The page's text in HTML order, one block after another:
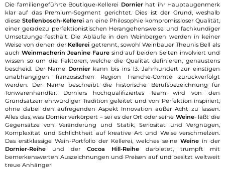
Die familiengeführte Boutique-Kellerei Dornierhat ihr Hauptaugenmerk
klar auf das Premium-Segment gerichtet. Dies ist der Grund, weshalb
diese Stellenbosch-Kellereian eine Philosophie kompromissloser Qualität,
einer geradezu perfektionistischen Herangehensweise und fachkundiger
Umsetzunge festhält. Die Abläufe in den Weinbergen werden in keiner
Weise von denen der Kellerei getrennt, sowohl Weinbauer Theunis Bell als
auch Weinmacherin Jeanine Fauresind auf beiden Seiten involviert und
wissen so um die Faktoren, welche die Qualität definieren, genaustens
bescheid. Der Name Dornierkann bis ins 13. Jahrhundert zur einstigen
unabhängigen französischen Region Franche-Comté zurückverfolgt
werden. Der Name beschreibt die historische Berufsbezeichnung für
Tonwarenhändler. Dorniers hochqualifiziertes Team wird von den
Grundsätzen ehrwürdiger Tradition geleitet und von Perfektion inspiriert,
ohne dabei den aufregenden Aspekt Innovation außer Acht zu lassen.
Alles das, was Dornier verkörpert – sei es der Ort oder seine Weine- läßt die
Gegensätze von Veränderung und Statik, Seriösität und Vergnügen,
Komplexität und Schlichtheit auf kreative Art und Weise verschmelzen.
Das erstklassige Wein-Portfolio der Kellerei, welches seine Weine in der
Dornier-Reihe und der Cocoa Hill-Reihe darbietet, trumpft mit
bemerkenswerten Auszeichnungen und Preisen auf und besitzt weltweit
treue Anhänger!